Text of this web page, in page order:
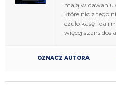
mają w dawaniu
które nic z tego
czuło kasę i dali
więcej szans
OZNACZ AUTORA